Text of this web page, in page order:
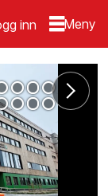
inn